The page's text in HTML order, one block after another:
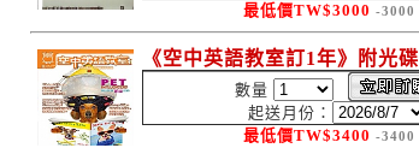
最低價TW$3000 -3000
《空中英語教室訂1年》附光碟
數量
起送月份：
最低價TW$3400 -3400